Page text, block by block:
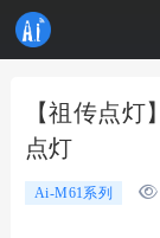
【祖传点
点灯
Ai-M61系列